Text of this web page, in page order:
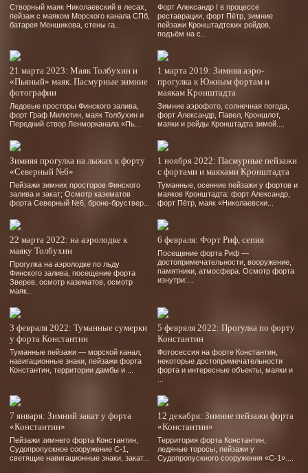
Створный маяк Николаевский в лесах,
пейзаж с маяком Морского канала СПб,
батарея Меншикова, стены га...
Форт Александр І в процессе
реставрации, форт Пётр, зимние
пейзажи Кронштадтских рейдов,
подъём на с...
21 марта 2023: Маяк Толбухин и
«Пьяный» маяк. Пасмурные зимние
фотографии
Ледовые просторы Финского залива,
форт Граф Милютин, маяк Толбухин и
Передний створ Ленморканала «Пь...
1 марта 2019: Зимняя аэро-
прогулка к Южным фортам и
маякам Кронштадта
Зимние аэрофото, солнечная погода,
форт Александр, Павел, Кроншлот,
маяки и рейды Кронштадта зимой....
Зимняя прогулка на лыжах к форту
«Северный №6»
Пейзажи зимних просторов Финского
залива и закат; Осмотр казематов
форта Северный №6, броне-бруствер...
1 ноября 2022: Пасмурные пейзажи
с фортами и маяками Кронштадта
Туманные, осенние пейзажи у фортов и
маяков Кронштадта: форт Александр,
форт Пётр, маяк «Николаевски...
22 марта 2022: на аэролодке к
маяку Толбухин
Прогулка на аэролодке по льду
Финского залива, посещение форта
Зверев, осмотр казематов, осмотр
маяк...
6 февраля: Форт Риф, сепия
Посещение форта Риф —
достопримечательности, вооружение,
памятники, атмосфера. Осмотр форта
изнутри:...
3 февраля 2022: Туманные сумерки
у форта Константин
Туманные пейзажи — морской канал,
навигационные знаки, пейзажи форта
Константин, территории дамбы и ...
5 февряля 2022: Прогулка по форту
Константин
Фотосессия на форте Константин,
некоторые достопримечательности
форта и интересные объекты, маяки и
7 января: Зимний закат у форта
«Константин»
Пейзажи зимнего форта Константин,
Судопропускное сооружение С-1,
светящие навигационные знаки, закат...
12 декабря: Зимние пейзажи форта
«Константин»
Территория форта Константин,
ледяные торосы, пейзажи у
Судопропускного сооружения «С-1»....